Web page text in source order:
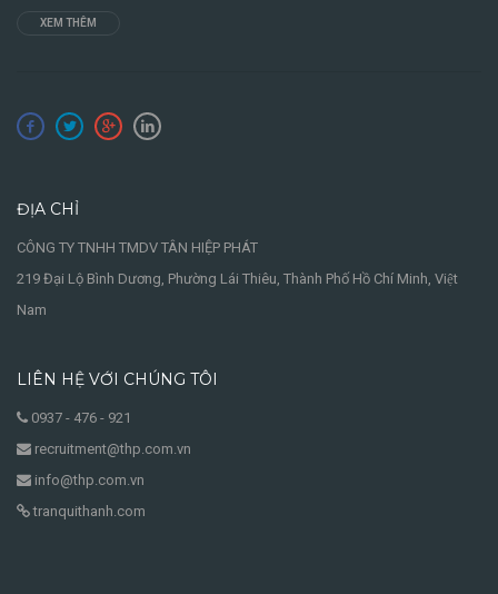
XEM THÊM
ĐỊA CHỈ
CÔNG TY TNHH TMDV TÂN HIỆP PHÁT
219 Đại Lộ Bình Dương, Phường Lái Thiêu, Thành Phố Hồ Chí Minh, Việt
Nam
LIÊN HỆ VỚI CHÚNG TÔI
0937 - 476 - 921
recruitment@thp.com.vn
info@thp.com.vn
tranquithanh.com